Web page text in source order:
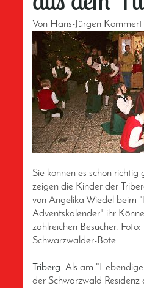
Von Hans-Jürgen Kommert
Sie können es schon
zeigen die Kinder der
von Angelika Wiedel beim
Adventskalender" ihr
zahlreichen Besucher.
Schwarzwälder-Bote
Triberg. Als am
der Schwarzwald Residenz